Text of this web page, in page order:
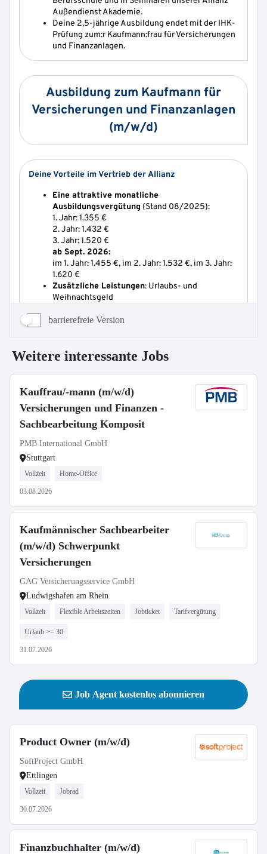
barrierefreie Version
Weitere interessante Jobs
Kauffrau/-mann (m/w/d)
Versicherungen und Finanzen -
Sachbearbeitung Komposit
PMB International GmbH
Stuttgart
Vollzeit Home-Office
03.08.2026
Kaufmännischer Sachbearbeiter
(m/w/d) Schwerpunkt
Versicherungen
GAG Versicherungsservice GmbH
Ludwigshafen am Rhein
Vollzeit Flexible Arbeitszeiten Jobticket Tarifvergütung
Urlaub >= 30
31.07.2026
Job Agent kostenlos abonnieren
Product Owner (m/w/d)
SoftProject GmbH
Ettlingen
Vollzeit Jobrad
30.07.2026
Finanzbuchhalter (m/w/d)